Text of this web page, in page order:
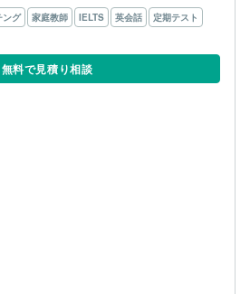
ング 家庭教師 IELTS 英会話
定期テスト
無料で見積り相談